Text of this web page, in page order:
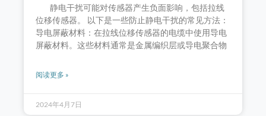
静电干扰可能对传感器产生负面影响，包括拉线
位移传感器。 以下是一些防止静电干扰的常见方法：
导电屏蔽材料：在拉线位移传感器的电缆中使用导电
屏蔽材料。这些材料通常是金属编织层或导电聚合物
阅读更多 »
2024年4月7日